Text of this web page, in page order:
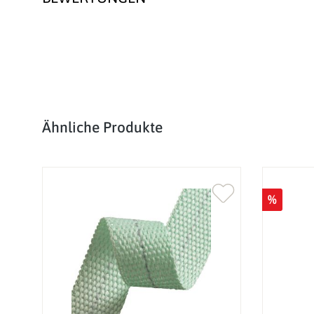
Produktgalerie überspringen
Ähnliche Produkte
%